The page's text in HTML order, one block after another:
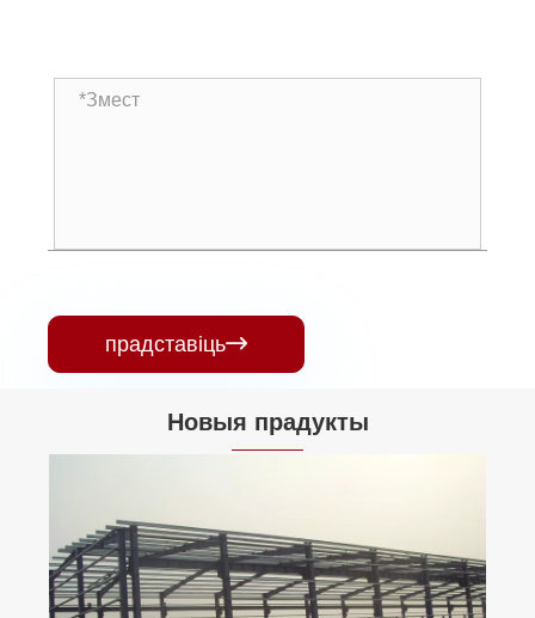
прадставіць
Новыя прадукты